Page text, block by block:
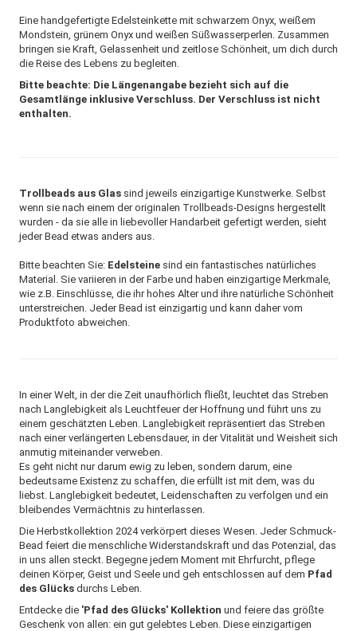
Eine handgefertigte Edelsteinkette mit schwarzem Onyx, weißem
Mondstein, grünem Onyx und weißen Süßwasserperlen. Zusammen
bringen sie Kraft, Gelassenheit und zeitlose Schönheit, um dich durch
die Reise des Lebens zu begleiten.
Bitte beachte: Die Längenangabe bezieht sich auf die
Gesamtlänge inklusive Verschluss. Der Verschluss ist nicht
enthalten.
Trollbeads aus Glas sind jeweils einzigartige Kunstwerke. Selbst
wenn sie nach einem der originalen Trollbeads-Designs hergestellt
wurden - da sie alle in liebevoller Handarbeit gefertigt werden, sieht
jeder Bead etwas anders aus.
Bitte beachten Sie: Edelsteine sind ein fantastisches natürliches
Material. Sie variieren in der Farbe und haben einzigartige Merkmale,
wie z.B. Einschlüsse, die ihr hohes Alter und ihre natürliche Schönheit
unterstreichen. Jeder Bead ist einzigartig und kann daher vom
Produktfoto abweichen.
In einer Welt, in der die Zeit unaufhörlich fließt, leuchtet das Streben
nach Langlebigkeit als Leuchtfeuer der Hoffnung und führt uns zu
einem geschätzten Leben. Langlebigkeit repräsentiert das Streben
nach einer verlängerten Lebensdauer, in der Vitalität und Weisheit sich
anmutig miteinander verweben.
Es geht nicht nur darum ewig zu leben, sondern darum, eine
bedeutsame Existenz zu schaffen, die erfüllt ist mit dem, was du
liebst. Langlebigkeit bedeutet, Leidenschaften zu verfolgen und ein
bleibendes Vermächtnis zu hinterlassen.
Die Herbstkollektion 2024 verkörpert dieses Wesen. Jeder Schmuck-
Bead feiert die menschliche Widerstandskraft und das Potenzial, das
in uns allen steckt. Begegne jedem Moment mit Ehrfurcht, pflege
deinen Körper, Geist und Seele und geh entschlossen auf dem Pfad
des Glücks durchs Leben.
Entdecke die 'Pfad des Glücks' Kollektion und feiere das größte
Geschenk von allen: ein gut gelebtes Leben. Diese einzigartigen